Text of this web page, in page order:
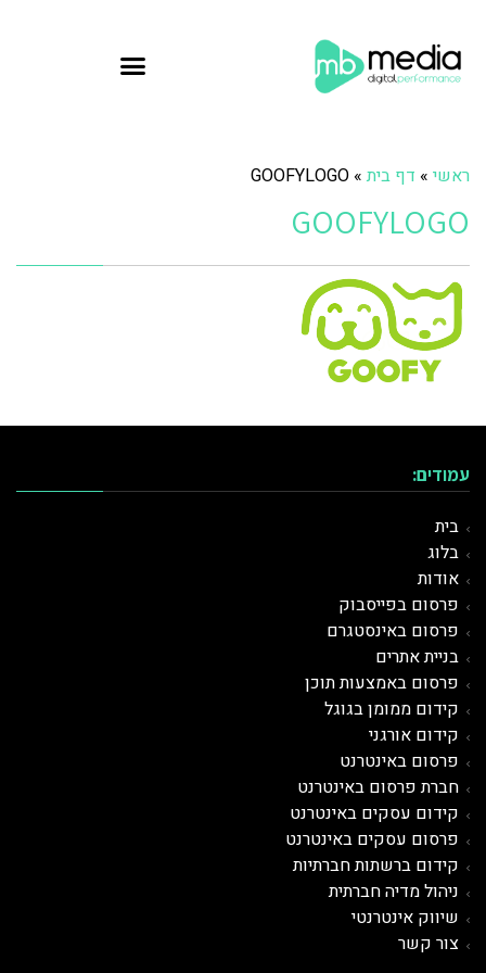
ראשי » דף בית »
GOOFYLOGO
GOOFYLOGO
עמודים:
בית
בלוג
אודות
פרסום בפייסבוק
פרסום באינסטגרם
בניית אתרים
פרסום באמצעות תוכן
קידום ממומן בגוגל
קידום אורגני
פרסום באינטרנט
חברת פרסום באינטרנט
קידום עסקים באינטרנט
פרסום עסקים באינטרנט
קידום ברשתות חברתיות
ניהול מדיה חברתית
שיווק אינטרנטי
צור קשר